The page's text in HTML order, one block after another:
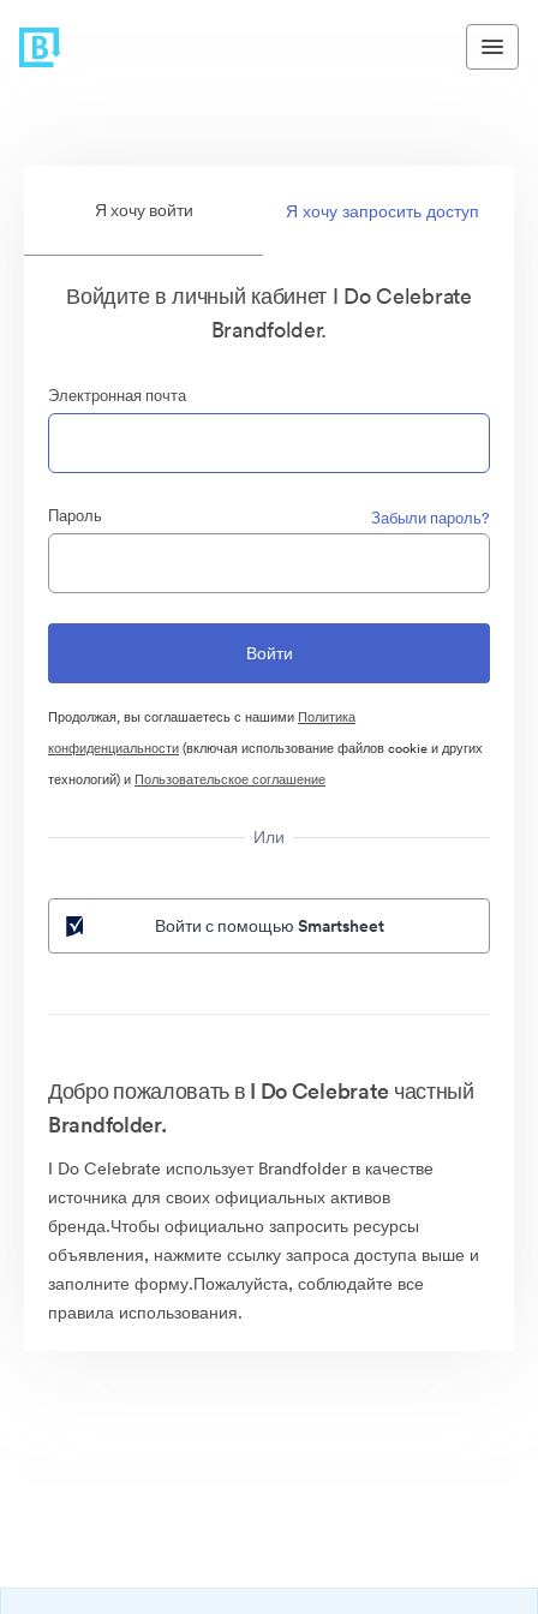
Я хочу войти Я хочу запросить доступ
Войдите в личный кабинет I Do Celebrate
Brandfolder.
Электронная почта
Пароль Забыли пароль?
Продолжая, вы соглашаетесь с нашими Политика
конфиденциальности(включая использование файлов cookie и других
технологий) и Пользовательское соглашение
Или
Войти с помощью Smartsheet
Добро пожаловать в I Do Celebrate частный
Brandfolder.
I Do Celebrate использует Brandfolder в качестве
источника для своих официальных активов
бренда.Чтобы официально запросить ресурсы
объявления, нажмите ссылку запроса доступа выше и
заполните форму.Пожалуйста, соблюдайте все
правила использования.